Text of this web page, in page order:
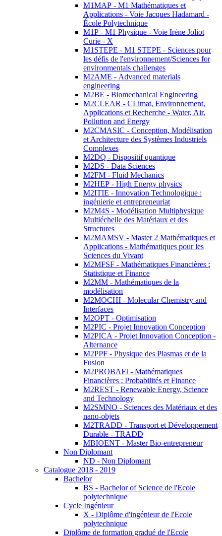
M1MAP - M1 Mathématiques et
Applications - Voie Jacques Hadamard -
École Polytechnique
M1P - M1 Physique - Voie Irène Joliot
Curie - X
M1STEPE - M1 STEPE - Sciences pour
les défis de l'environnement/Sciences for
environmentals challenges
M2AME - Advanced materials
engineering
M2BE - Biomechanical Engineering
M2CLEAR - CLimat, Environnement,
Applications et Recherche - Water, Air,
Pollution and Energy
M2CMASIC - Conception, Modélisation
et Architecture des Systèmes Industriels
Complexes
M2DQ - Dispositif quantique
M2DS - Data Sciences
M2FM - Fluid Mechanics
M2HEP - High Energy physics
M2ITIE - Innovation Technologique :
ingénierie et entrepreneuriat
M2M4S - Modélisation Multiphysique
Multiéchelle des Matériaux et des
Structures
M2MAMSV - Master 2 Mathématiques et
Applications - Mathématiques pour les
Sciences du Vivant
M2MFSF - Mathématiques Financières :
Statistique et Finance
M2MM - Mathématiques de la
modélisation
M2MOCHI - Molecular Chemistry and
Interfaces
M2OPT - Optimisation
M2PIC - Projet Innovation Conception
M2PICA - Projet Innovation Conception -
Alternance
M2PPF - Physique des Plasmas et de la
Fusion
M2PROBAFI - Mathématiques
Financières : Probabilités et Finance
M2REST - Renewable Energy, Science
and Technology
M2SMNO - Sciences des Matériaux et des
nano-objets
M2TRADD - Transport et Développement
Durable - TRADD
MBIOENT - Master Bio-entrepreneur
Non Diplomant
ND - Non Diplomant
Catalogue 2018 - 2019
Bachelor
BS - Bachelor of Science de l'Ecole
polytechnique
Cycle Ingénieur
X - Diplôme d'ingénieur de l'Ecole
polytechnique
Diplôme de formation gradué de l'Ecole